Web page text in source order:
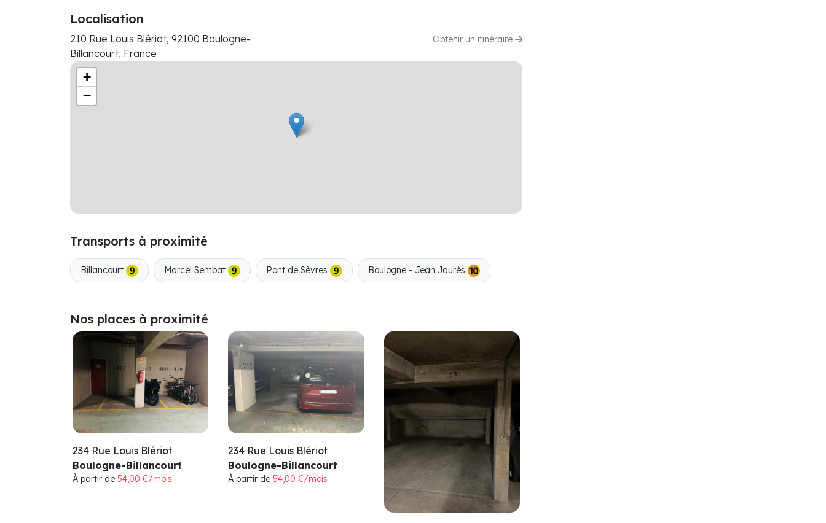
Localisation
210 Rue Louis Blériot, 92100 Boulogne-
Billancourt, France
Obtenir un itinéraire
+
−
Transports à proximité
Billancourt Marcel Sembat Pont de Sèvres Boulogne - Jean Jaurès
Nos places à proximité
234 Rue Louis Blériot
Boulogne-Billancourt
À partir de 54,00 €/mois
234 Rue Louis Blériot
Boulogne-Billancourt
À partir de54,00 €/mois